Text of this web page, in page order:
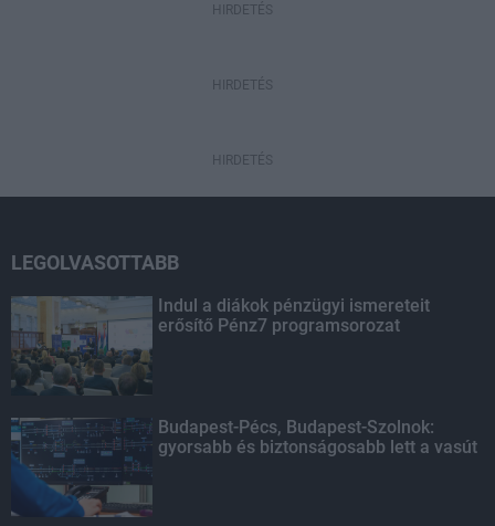
HIRDETÉS
HIRDETÉS
HIRDETÉS
LEGOLVASOTTABB
Indul a diákok pénzügyi ismereteit
erősítő Pénz7 programsorozat
Budapest-Pécs, Budapest-Szolnok:
gyorsabb és biztonságosabb lett a vasút